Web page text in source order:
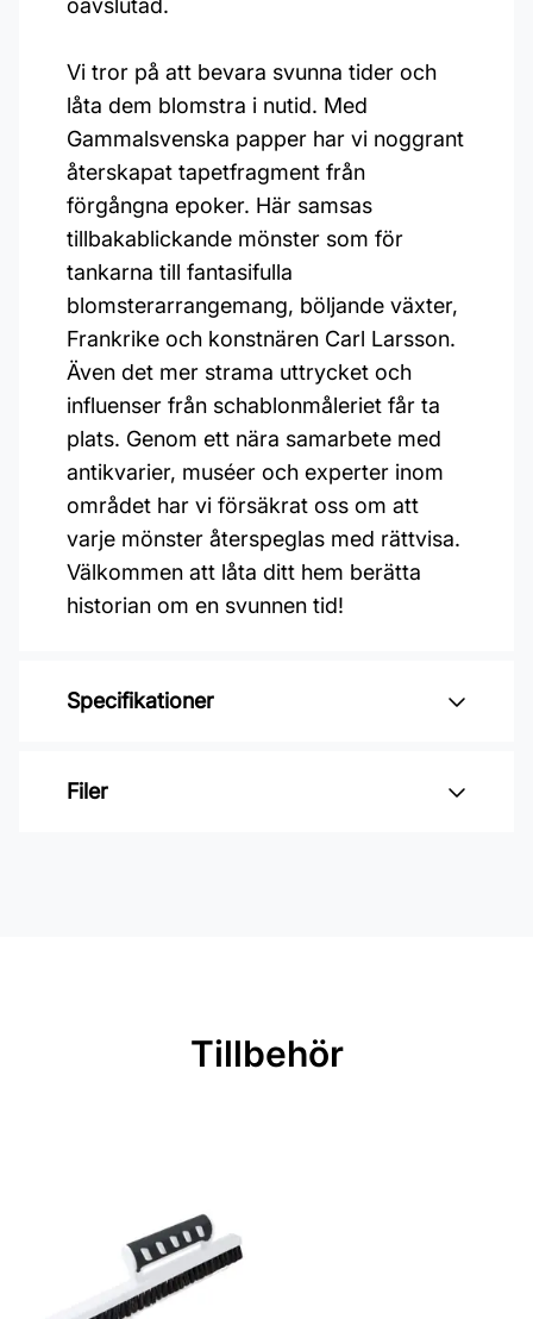
oavslutad.
Vi tror på att bevara svunna tider och
låta dem blomstra i nutid. Med
Gammalsvenska papper har vi noggrant
återskapat tapetfragment från
förgångna epoker. Här samsas
tillbakablickande mönster som för
tankarna till fantasifulla
blomsterarrangemang, böljande växter,
Frankrike och konstnären Carl Larsson.
Även det mer strama uttrycket och
influenser från schablonmåleriet får ta
plats. Genom ett nära samarbete med
antikvarier, muséer och experter inom
området har vi försäkrat oss om att
varje mönster återspeglas med rättvisa.
Välkommen att låta ditt hem berätta
historian om en svunnen tid!
Specifikationer
Varumärke: Duro
Rullängd: 10,05 m
Leverantörens artikelnummer: 543-
Filer
Tillbehör